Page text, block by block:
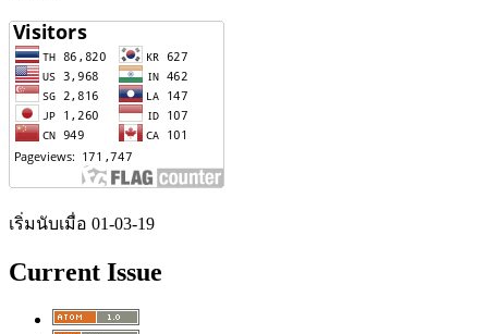
เริ่มนับเมื่อ 01-03-19
Current Issue